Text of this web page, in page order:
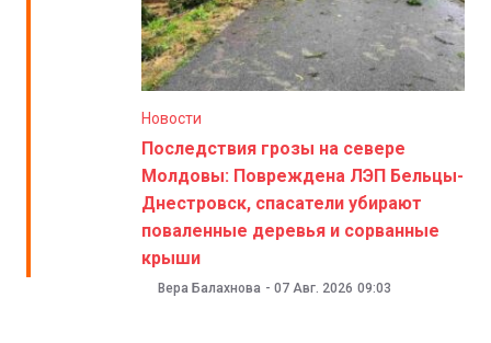
Новости
Последствия грозы на севере
Молдовы: Повреждена ЛЭП Бельцы-
Днестровск, спасатели убирают
поваленные деревья и сорванные
крыши
Вера Балахнова - 07 Авг. 2026 09:03